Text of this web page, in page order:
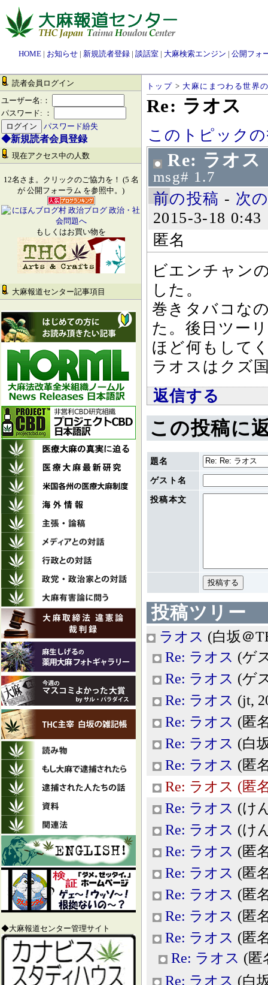
HOME | お知らせ | 新規読者登録 | 談話室 | 大麻検索エンジン | 公開フォ
読者会員ログイン
ユーザー名:：
パスワード: ：
パスワード紛失
◆新規読者会員登録
現在アクセス中の人数
12名さま。クリックのご協力を！ (5 名
が 公開フォーラム を参照中。)
もしくはお買い物を
大麻報道センター記事項目
◆大麻報道センター管理サイト
トップ > 大麻にまつわる世界
Re: ラオス
このトピック
Re: ラオス
msg# 1.7
前の投稿 - 次
2015-3-18 0:43
匿名
ビエンチャン
した。
巻きタバコな
た。後日ツー
ほど何もして
ラオスはクズ
返信する
この投稿に
題名
ゲスト名
投稿本文
投稿ツリー
ラオス (白坂＠
Re: ラオス (ゲ
Re: ラオス (ゲ
Re: ラオス (jt,
Re: ラオス (匿
Re: ラオス (白
Re: ラオス (匿
Re: ラオス (匿
Re: ラオス (け
Re: ラオス (け
Re: ラオス (匿
Re: ラオス (匿
Re: ラオス (匿
Re: ラオス (匿
Re: ラオス (匿
Re: ラオス (匿
Re: ラオス (白